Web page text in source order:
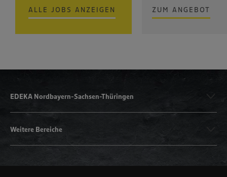
ALLE JOBS ANZEIGEN ZUM ANGEBOT
EDEKA Nordbayern-Sachsen-Thüringen
Weitere Bereiche